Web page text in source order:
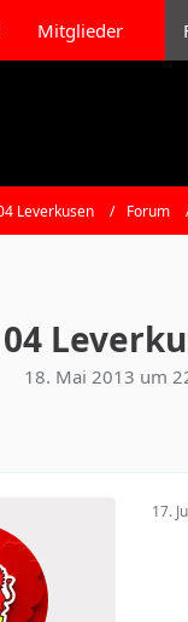
Mitglieder
Leverkusen Forum
18. Mai 2013 um
17.